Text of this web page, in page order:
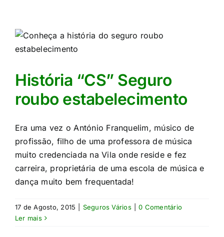
História “CS” Seguro
roubo estabelecimento
Era uma vez o António Franquelim, músico de
profissão, filho de uma professora de música
muito credenciada na Vila onde reside e fez
carreira, proprietária de uma escola de música e
dança muito bem frequentada!​
17 de Agosto, 2015 Seguros Vários
0 Comentário
Ler mais